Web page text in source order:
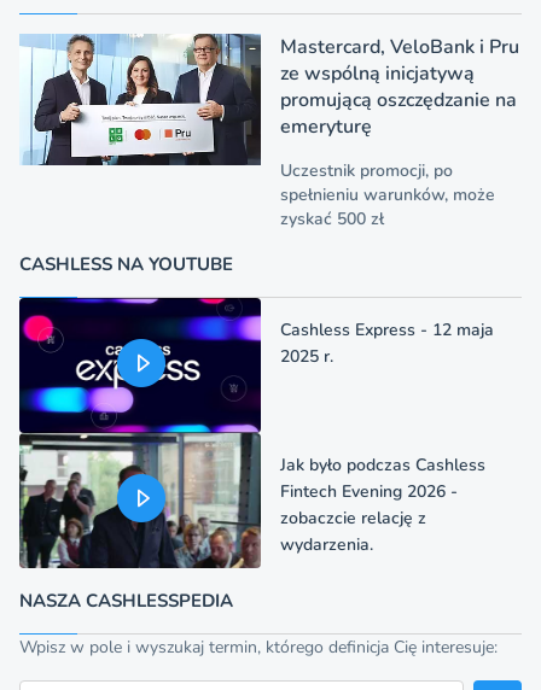
Mastercard, VeloBank i Pru
ze wspólną inicjatywą
promującą oszczędzanie na
emeryturę
Uczestnik promocji, po
spełnieniu warunków, może
zyskać 500 zł
CASHLESS NA YOUTUBE
Cashless Express - 12 maja
2025 r.
Jak było podczas Cashless
Fintech Evening 2026 -
zobaczcie relację z
wydarzenia.
NASZA CASHLESSPEDIA
Wpisz w pole i wyszukaj termin, którego definicja Cię interesuje: